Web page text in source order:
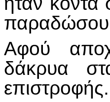
Αφού
δάκρυα
επιστροφής.